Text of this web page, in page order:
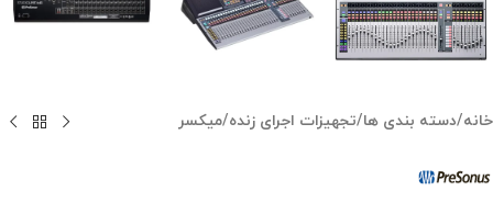
خانه/دسته بندی ها/تجهیزات اجرای زنده/میکسر